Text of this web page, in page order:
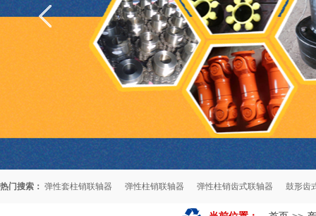
热门搜索： 弹性套柱销联轴器 弹性柱销联轴器 弹性柱销齿式联轴器 鼓形齿